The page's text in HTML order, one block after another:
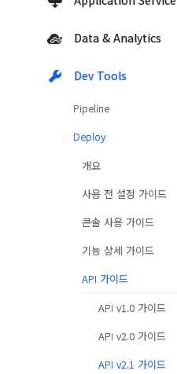
Data & Analytics
Dev Tools
Pipeline
Deploy
개요
사용 전 설정 가이드
콘솔 사용 가이드
기능 상세 가이드
API 가이드
API v1.0 가이드
API v2.0 가이드
API v2.1 가이드